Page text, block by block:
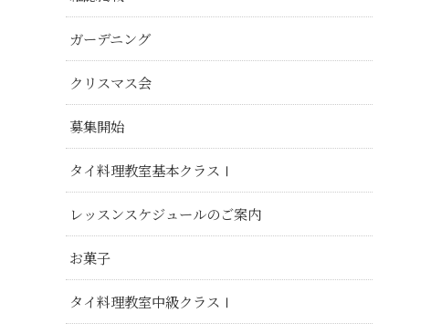
ガーデニング
クリスマス会
募集開始
タイ料理教室基本クラスⅠ
レッスンスケジュールのご案内
お菓子
タイ料理教室中級クラスⅠ